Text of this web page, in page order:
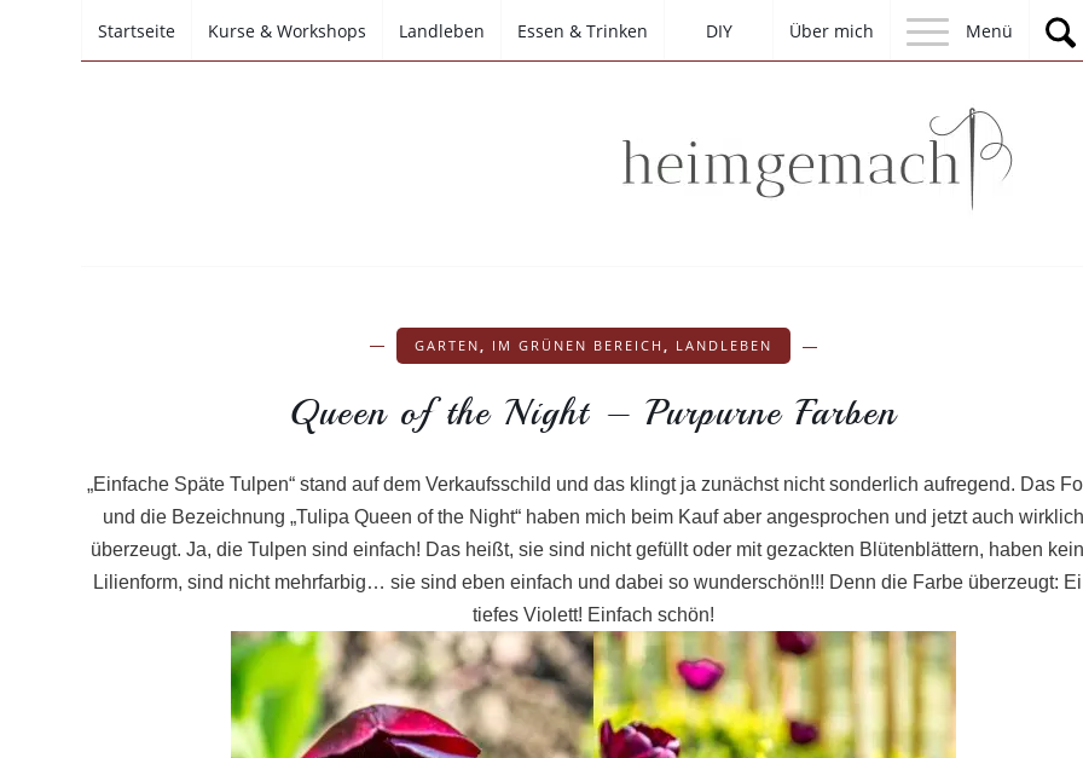
Startseite Kurse & Workshops Landleben Essen & Trinken DIY Über mich Menü
GARTEN, IM GRÜNEN BEREICH , LANDLEBEN
Queen of the Night – Purpurne Farben
„Einfache Späte Tulpen“ stand auf dem Verkaufsschild und das klingt ja zunächst nicht sonderlich aufregend. Das
und die Bezeichnung „Tulipa Queen of the Night“ haben mich beim Kauf aber angesprochen und jetzt auch wirklich
überzeugt. Ja, die Tulpen sind einfach! Das heißt, sie sind nicht gefüllt oder mit gezackten Blütenblättern, haben
Lilienform, sind nicht mehrfarbig… sie sind eben einfach und dabei so wunderschön!!! Denn die Farbe überzeugt:
tiefes Violett! Einfach schön!